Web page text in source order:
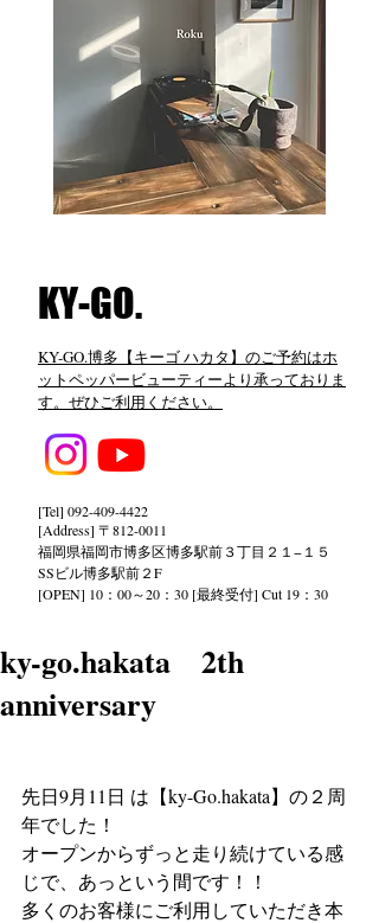
​KY-GO.
KY-GO.博多【キーゴ ハカタ】のご予約はホ
ットペッパービューティーより承っておりま
す。ぜひご利用ください。
[Tel] 092-409-4422
[Address] 〒812-0011
福岡県福岡市博多区博多駅前３丁目２１−１５
SSビル博多駅前２F
[OPEN] 10：00～20：30 [最終受付] Cut 19：30
ky-go.hakata 2th
anniversary
先日9月11日 は【ky-Go.hakata】の２周
年でした！
オープンからずっと走り続けている感
じで、あっという間です！！
多くのお客様にご利用していただき本